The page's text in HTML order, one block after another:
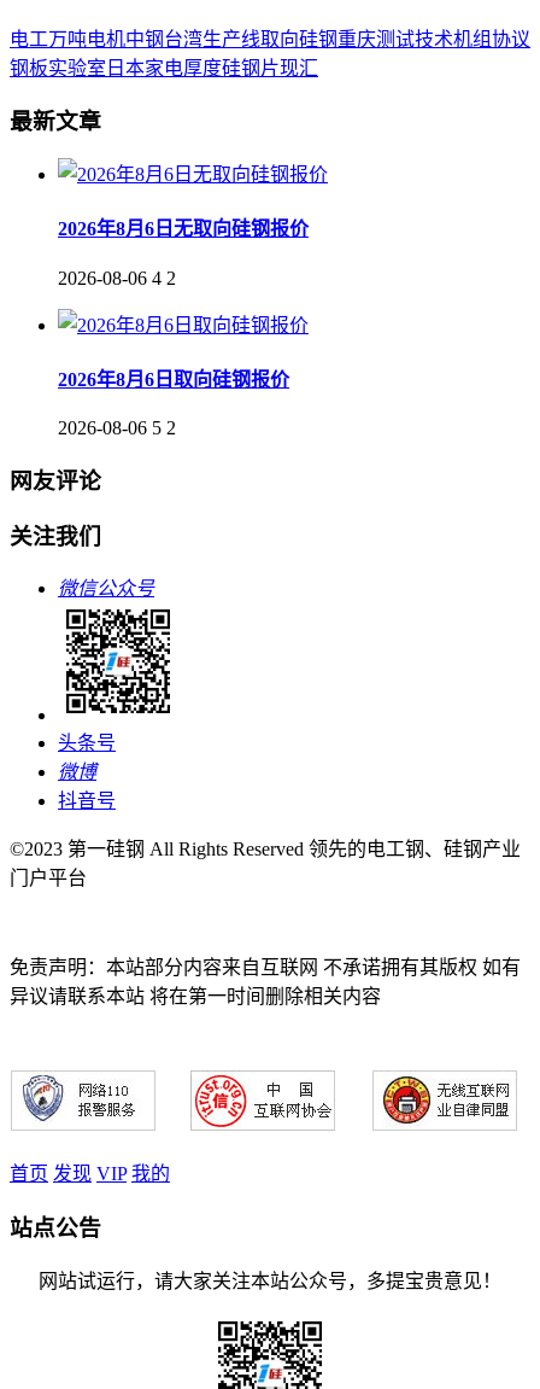
电工万吨电机中钢台湾生产线取向硅钢重庆测试技术机组协议
钢板实验室 日本家电厚度硅钢片现汇
最新文章
2026年8月6日无取向硅钢报价
2026-08-06 4 2
2026年8月6日取向硅钢报价
2026-08-06 5 2
网友评论
关注我们
微信公众号
头条号
微博
抖音号
©2023 第一硅钢 All Rights Reserved 领先的电工钢、硅钢产业
门户平台
免责声明：本站部分内容来自互联网 不承诺拥有其版权 如有
异议请联系本站 将在第一时间删除相关内容
首页 发现 VIP 我的
站点公告
网站试运行，请大家关注本站公众号，多提宝贵意见！